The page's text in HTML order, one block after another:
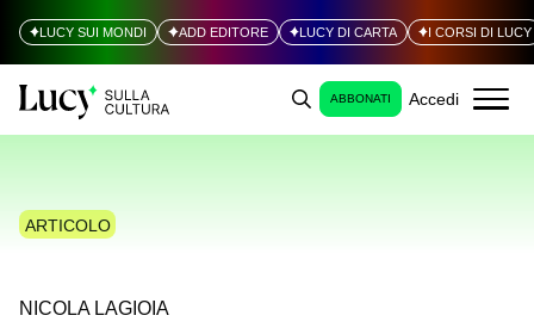
LUCY SUI MONDI ADD EDITORE LUCY DI CARTA I CORSI DI LUCY
ABBONATI Accedi
ARTICOLO
NICOLA LAGIOIA